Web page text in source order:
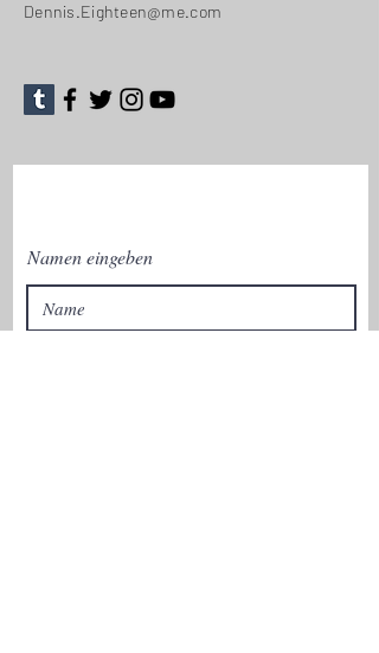
Dennis.Eighteen@me.com
Namen eingeben